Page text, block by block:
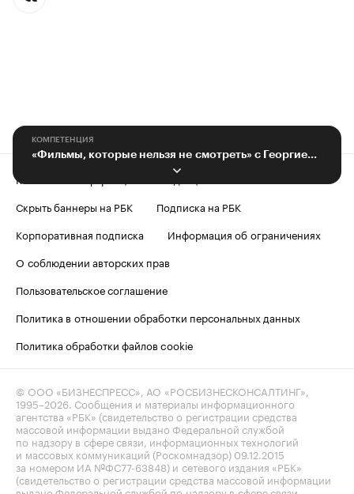
КОМПЕТЕНЦИЯ
«Фильмы, которые нельзя не смотреть» с Георгием Молокиным
Контактная информация
Скрыть баннеры на РБК
Подписка на РБК
Корпоративная подписка
Информация об ограничениях
О соблюдении авторских прав
Пользовательское соглашение
Политика в отношении обработки персональных данных
Политика обработки файлов cookie
© ООО «БИЗНЕСПРЕСС», АО «РОСБИЗНЕСКОНСАЛТИНГ»,
1995–2026. Сообщения и материалы информационного
агентства «РБК» (свидетельство о регистрации средства
массовой информации выдано Федеральной службой
по надзору в сфере связи, информационных технологий
и массовых коммуникаций (Роскомнадзор) 09.12.2015
за номером ИА №ФС77-63848) и сетевого издания «РБК»
(свидетельство о регистрации средства массовой информации